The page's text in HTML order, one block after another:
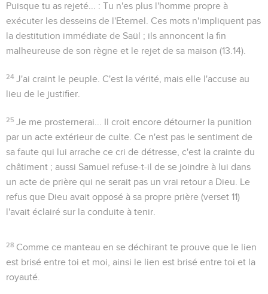
Puisque tu as rejeté...
: Tu n'es plus l'homme propre à
exécuter les desseins de l'Eternel. Ces mots n'impliquent pas
la destitution immédiate de Saül ; ils annoncent la fin
malheureuse de son règne et le rejet de sa maison (13.14).
24 J'ai craint le peuple . C'est la vérité, mais elle l'accuse au
lieu de le justifier.
25 Je me prosternerai...
Il croit encore détourner la punition
par un acte extérieur de culte. Ce n'est pas le sentiment de
sa faute qui lui arrache ce cri de détresse, c'est la crainte du
châtiment ; aussi Samuel refuse-t-il de se joindre à lui dans
un acte de prière qui ne serait pas un vrai retour a Dieu. Le
refus que Dieu avait opposé à sa propre prière (verset 11)
l'avait éclairé sur la conduite à tenir.
28 Comme ce manteau en se déchirant te prouve que le lien
est brisé entre toi et moi, ainsi le lien est brisé entre toi et la
royauté.